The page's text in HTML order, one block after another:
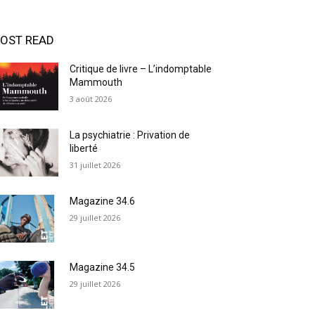
READ
Critique de livre – L’indomptable
Mammouth
3 août 2026
La psychiatrie : Privation de
liberté
31 juillet 2026
Magazine 34.6
29 juillet 2026
Magazine 34.5
29 juillet 2026